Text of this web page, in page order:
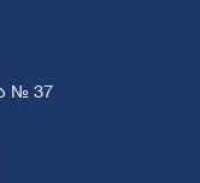
№ 37